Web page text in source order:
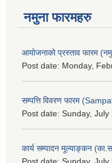
नमुना फारमहरु
आयोजनाको प्रस्ताव फारम
Post date: Monday,
सम्पत्ति विवरण फारम
Post date: Sunday,
कार्य सम्पादन मूल्याङ्कन